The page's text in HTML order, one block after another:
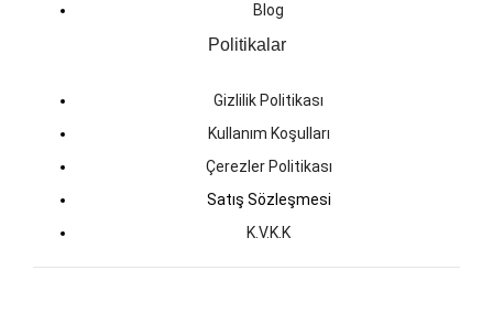
Blog
Politikalar
Gizlilik Politikası
Kullanım Koşulları
Çerezler Politikası
Satış Sözleşmesi
K.V.K.K